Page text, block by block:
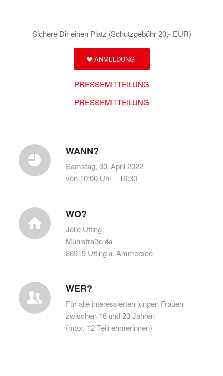
Sichere Dir einen Platz (Schutzgebühr 20,- EUR)
ANMELDUNG
PRESSEMITTEILUNG
PRESSEMITTEILUNG
WANN?
Samstag, 30. April 2022
von 10:00 Uhr – 16:30
WO?
Jolle Utting
Mühlstraße 4a
86919 Utting a. Ammersee
WER?
Für alle interessierten jungen Frauen
zwischen 16 und 23 Jahren
(max. 12 Teilnehmerinnen)